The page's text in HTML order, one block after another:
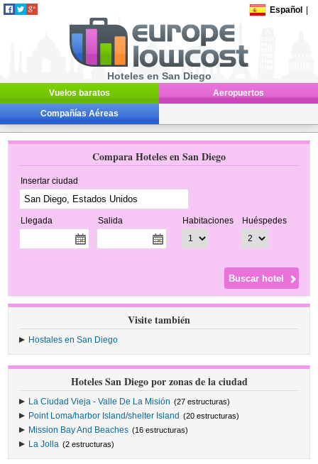
Español
Hoteles en San Diego
Vuelos baratos Aeropuertos
Compañías Aéreas
Compara Hoteles en San Diego
Insertar ciudad
Llegada Salida Habitaciones Huéspedes
Visite también
Hostales en San Diego
Hoteles San Diego por zonas de la ciudad
La Ciudad Vieja - Valle De La Misión (27 estructuras)
Point Loma/harbor Island/shelter Island (20 estructuras)
Mission Bay And Beaches (16 estructuras)
La Jolla (2 estructuras)